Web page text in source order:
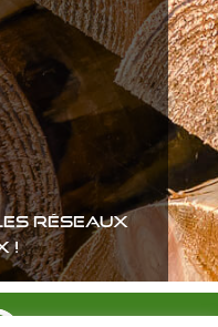
réseaux
!